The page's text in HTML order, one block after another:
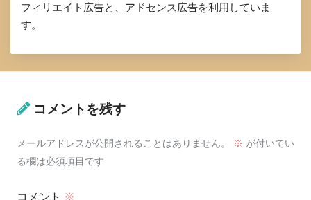
フィリエイト広告と、アドセンス広告を利用していま
す。
コメントを残す
メールアドレスが公開されることはありません。 ※ が付いてい
る欄は必須項目です
コメント ※